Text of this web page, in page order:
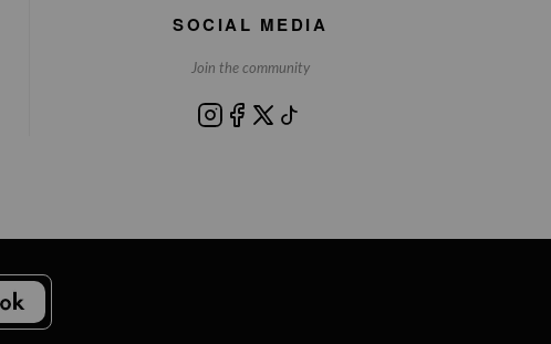
SOCIAL MEDIA
Join the community